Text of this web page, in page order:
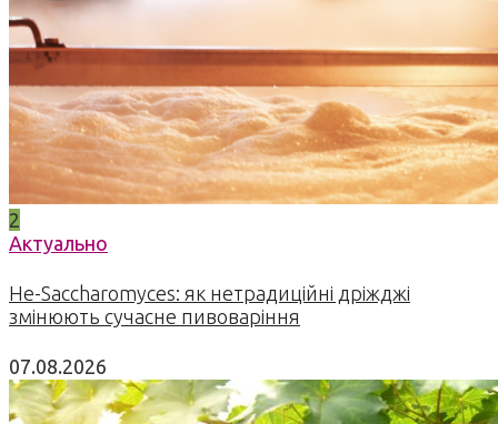
2
Актуально
Не-Saccharomyces: як нетрадиційні дріжджі
змінюють сучасне пивоваріння
07.08.2026